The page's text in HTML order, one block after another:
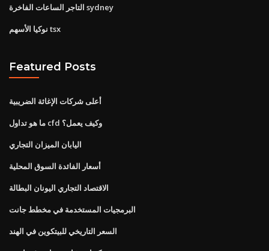
التاجر الساعات الفاخرة sydney
نوكيا الأسهم tsx
Featured Posts
أعلى شركات الإغاثة الضريبية
ما هو تداول cfd وكيف يعمل؟
اليابان الميزان التجاري
أسعار الفائدة السوق المحلية
الاقتصاد التجاري اليونان البطالة
البرمجيات المستخدمة في مخطط جانت
السعر التاريخي للبيتكوين في الهند